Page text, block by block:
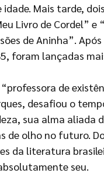
idade. Mais tarde,
Livro de Cordel” e
de Aninha”.
foram lançadas
de
desafiou o
sua alma aliada
de olho no futuro.
da literatura
seu.